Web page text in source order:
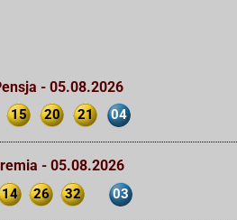
- 05.08.2026
15 20 21 04
- 05.08.2026
14 26 32 03